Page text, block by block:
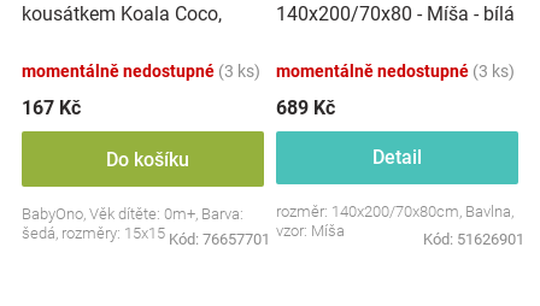
kousátkem Koala Coco,
momentálně nedostupné (3 ks)
167 Kč
Do košíku
BabyOno, Věk dítěte: 0m+, Barva:
šedá, rozměry: 15x15 cm.
Kód: 76657701
140x200/70x80 - Míša - bílá
momentálně nedostupné (3 ks)
689 Kč
Detail
rozměr: 140x200/70x80cm, Bavlna,
vzor: Míša
Kód: 51626901